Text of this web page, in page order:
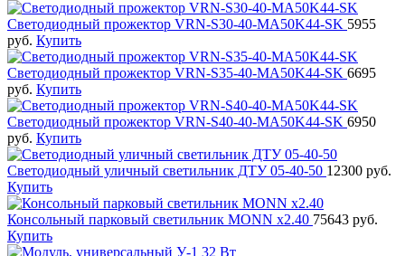
Светодиодный прожектор VRN-S30-40-MA50K44-SK 5955
руб. Купить
Светодиодный прожектор VRN-S35-40-MA50K44-SK 6695
руб. Купить
Светодиодный прожектор VRN-S40-40-MA50K44-SK 6950
руб. Купить
Светодиодный уличный светильник ДТУ 05-40-50 12300 руб.
Купить
Консольный парковый светильник MONN x2.40 75643 руб.
Купить